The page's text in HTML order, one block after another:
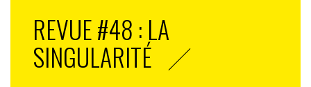
REVUE #48 : LA
SINGULARITÉ